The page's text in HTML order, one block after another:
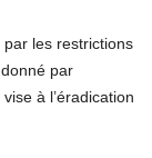
par les restrictions
par
à l’éradication